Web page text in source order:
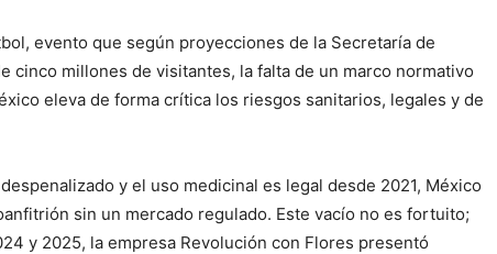
evento que según proyecciones de la Secretaría de
cinco millones de visitantes, la falta de un marco normativo
eleva de forma crítica los riesgos sanitarios, legales y de
y el uso medicinal es legal desde 2021, México
sin un mercado regulado. Este vacío no es fortuito;
y 2025, la empresa Revolución con Flores presentó